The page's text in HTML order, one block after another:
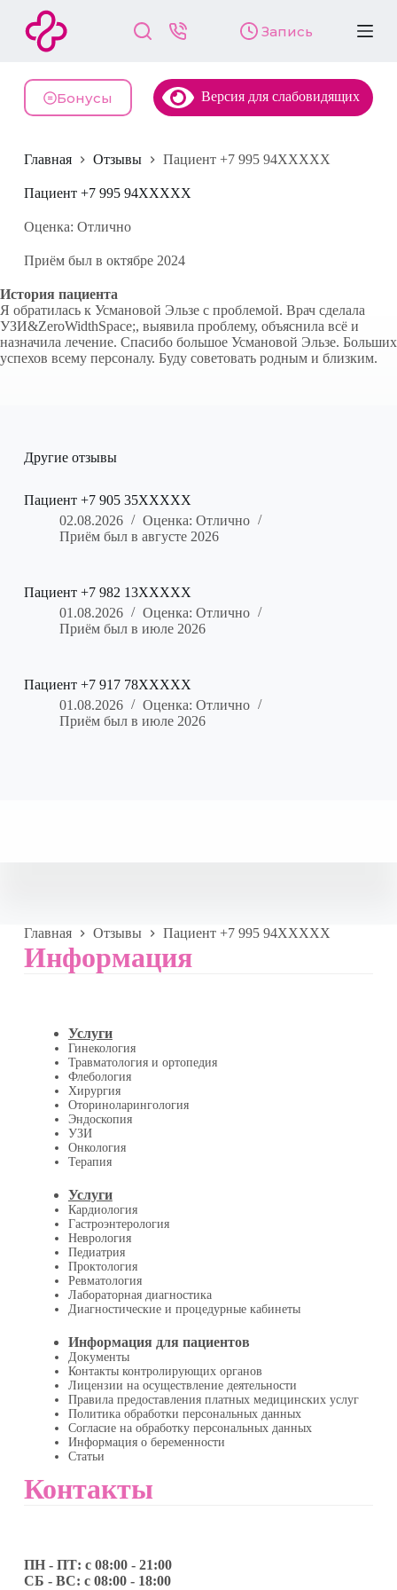
й
и
у
и
Запись
Бонусы Версия для слабовидящих
Главная Отзывы Пациент +7 995 94XXXXX
Пациент +7 995 94XXXXX
Оценка: Отлично
Приём был в октябре 2024
История пациента
Я обратилась к Усмановой Эльзе с проблемой. Врач сделала
УЗИ&ZeroWidthSpace;, выявила проблему, объяснила всё и
назначила лечение. Спасибо большое Усмановой Эльзе. Больших
успехов всему персоналу. Буду советовать родным и близким.
Другие отзывы
Пациент +7 905 35XXXXX
02.08.2026
Оценка: Отлично
Приём был в августе 2026
Пациент +7 982 13XXXXX
01.08.2026
Оценка: Отлично
Приём был в июле 2026
Пациент +7 917 78XXXXX
01.08.2026
Оценка: Отлично
Приём был в июле 2026
Главная Отзывы Пациент +7 995 94XXXXX
Информация
Услуги
Гинекология
Травматология и ортопедия
Флебология
Хирургия
Оториноларингология
Эндоскопия
УЗИ
Онкология
Терапия
Услуги
Кардиология
Гастроэнтерология
Неврология
Педиатрия
Проктология
Ревматология
Лабораторная диагностика
Диагностические и процедурные кабинеты
Информация для пациентов
Документы
Контакты контролирующих органов
Лицензии на осуществление деятельности
Правила предоставления платных медицинских услуг
Политика обработки персональных данных
Согласие на обработку персональных данных
Информация о беременности
Статьи
Контакты
ПН - ПТ: с 08:00 - 21:00
СБ - ВС: с 08:00 - 18:00